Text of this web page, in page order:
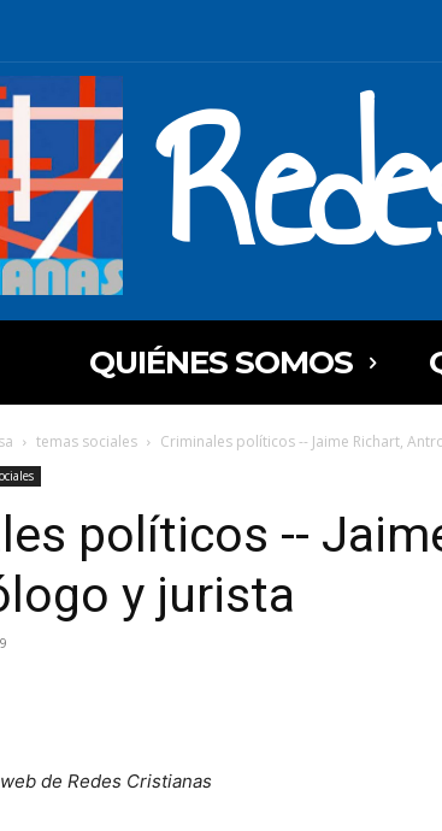
QUIÉNES SOMOS
temas sociales Criminales políticos -- Jaime Richart,
políticos --
y jurista
de Redes Cristianas